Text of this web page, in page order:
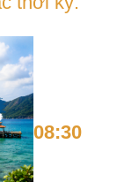
08:30